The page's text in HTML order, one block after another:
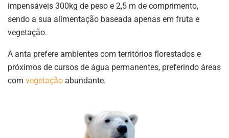
impensáveis 300kg de peso e 2,5 m de comprimento,
sendo a sua alimentação baseada apenas em fruta e
vegetação.
A anta prefere ambientes com territórios florestados e
próximos de cursos de água permanentes, preferindo áreas
com vegetação abundante.